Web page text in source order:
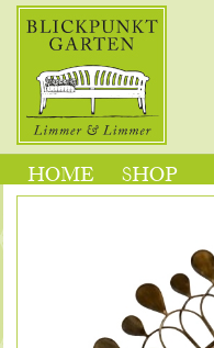
HOME SHOP